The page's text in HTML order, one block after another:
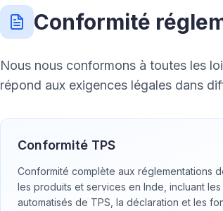
Conformité
Nous nous conformons à toutes les
répond aux exigences légales dans
Conformité TPS
Conformité complète aux réglementations
les produits et services en Inde, incluant les
automatisés de TPS, la déclaration et les